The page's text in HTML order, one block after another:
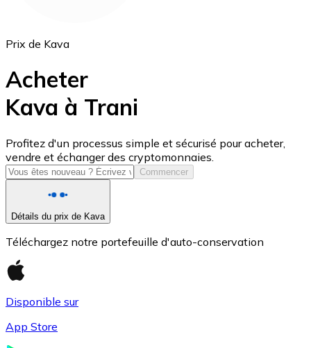
USD Coin
USDC
Prix de Kava
Acheter
Kava à Trani
Profitez d'un processus simple et sécurisé pour acheter,
vendre et échanger des cryptomonnaies.
Commencer
Détails du prix de Kava
Téléchargez notre portefeuille d'auto-conservation
Disponible sur
App Store